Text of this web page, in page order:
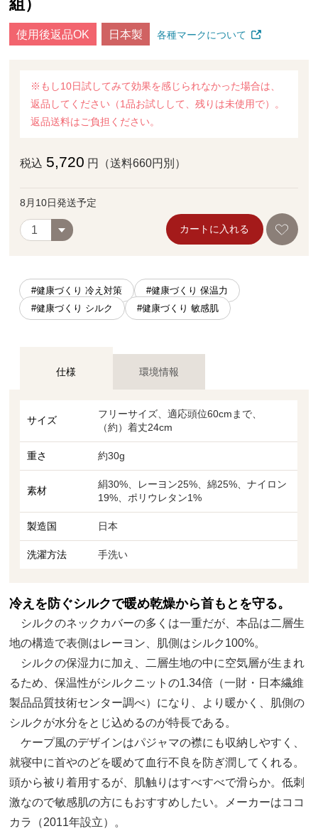
組）
使用後返品OK 日本製 各種マークについて
※もし10日試してみて効果を感じられなかった場合は、
返品してください（1品お試しして、残りは未使用で）。
返品送料はご負担ください。
税込 5,720 円（送料660円別）
8月10日発送予定
カートに入れる
#健康づくり 冷え対策
#健康づくり 保温力
#健康づくり シルク
#健康づくり 敏感肌
仕様 環境情報
サイズ
フリーサイズ、適応頭位60cmまで、
（約）着丈24cm
重さ 約30g
素材
絹30%、レーヨン25%、綿25%、ナイロン
19%、ポリウレタン1%
製造国 日本
洗濯方法 手洗い
冷えを防ぐシルクで暖め乾燥から首もとを守る。
シルクのネックカバーの多くは一重だが、本品は二層生
地の構造で表側はレーヨン、肌側はシルク100%。
シルクの保湿力に加え、二層生地の中に空気層が生まれ
るため、保温性がシルクニットの1.34倍（一財・日本繊維
製品品質技術センター調べ）になり、より暖かく、肌側の
シルクが水分をとじ込めるのが特長である。
ケープ風のデザインはパジャマの襟にも収納しやすく、
就寝中に首やのどを暖めて血行不良を防ぎ潤してくれる。
頭から被り着用するが、肌触りはすべすべで滑らか。低刺
激なので敏感肌の方にもおすすめしたい。メーカーはココ
カラ（2011年設立）。